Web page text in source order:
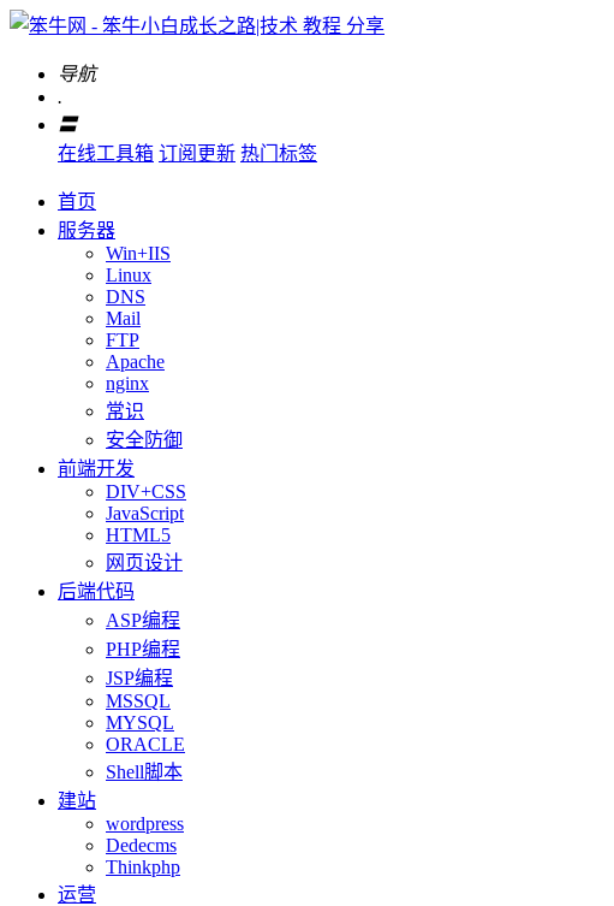
导航
.
〓
在线工具箱 订阅更新 热门标签
首页
服务器
Win+IIS
Linux
DNS
Mail
FTP
Apache
nginx
常识
安全防御
前端开发
DIV+CSS
JavaScript
HTML5
网页设计
后端代码
ASP编程
PHP编程
JSP编程
MSSQL
MYSQL
ORACLE
Shell脚本
建站
wordpress
Dedecms
Thinkphp
运营